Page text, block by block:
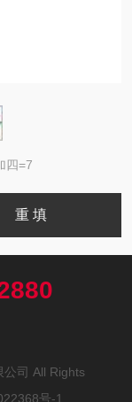
四=7
司 All Rights
号-1